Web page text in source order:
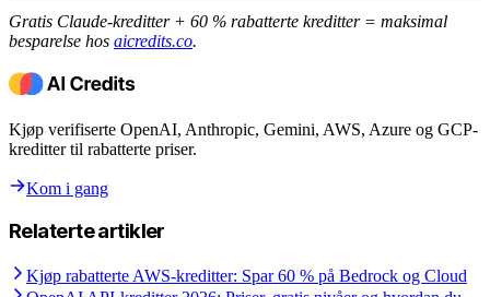
Gratis Claude-kreditter + 60 % rabatterte kreditter = maksimal
besparelse hos aicredits.co.
Kjøp verifiserte OpenAI, Anthropic, Gemini, AWS, Azure og GCP-
kreditter til rabatterte priser.
Kom i gang
Relaterte artikler
Kjøp rabatterte AWS-kreditter: Spar 60 % på Bedrock og Cloud